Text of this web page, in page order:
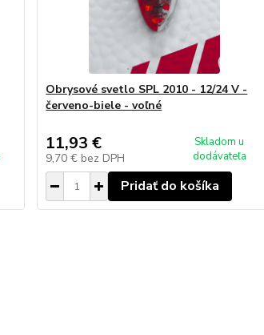
Obrysové svetlo SPL 2010 - 12/24 V -
červeno-biele - voľné
11,93 €
9,70 € bez DPH
Skladom u
dodávateľa
Pridať do košíka